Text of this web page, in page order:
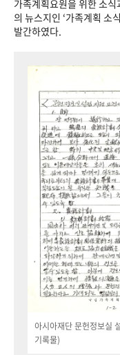
가족계획요원을 위한 소
의 뉴스지인 ‘가족계획 소
발간하였다.
아시아재단 문헌정보실
기록물)